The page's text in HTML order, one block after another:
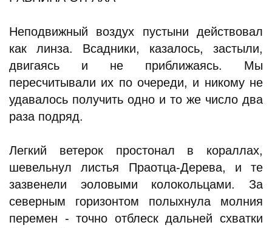
Неподвижный воздух пустыни действовал
как линза. Всадники, казалось, застыли,
двигаясь и не приближаясь. Мы
пересчитывали их по очереди, и никому не
удавалось получить одно и то же число два
раза подряд.
Легкий ветерок простонал в кораллах,
шевельнул листья Праотца-Дерева, и те
зазвенели эоловыми колокольцами. За
северным горизонтом полыхнула молния
перемен - точно отблеск дальней схватки